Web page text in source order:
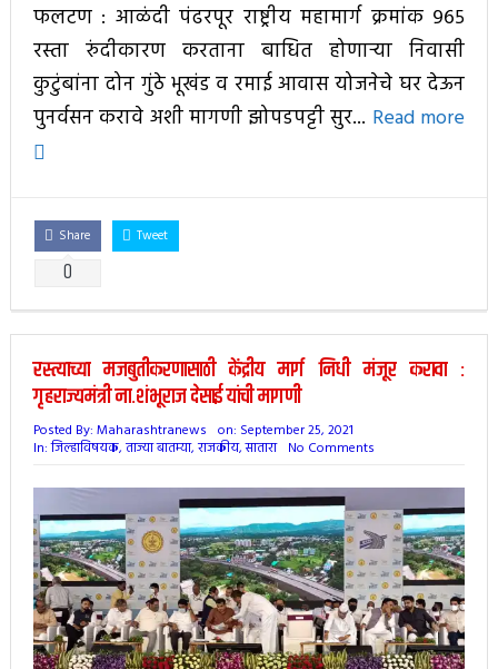
फलटण : आळंदी पंढरपूर राष्ट्रीय महामार्ग क्रमांक ९६५
रस्ता रुंदीकारण करताना बाधित होणाऱ्या निवासी
कुटुंबांना दोन गुंठे भूखंड व रमाई आवास योजनेचे घर देऊन
पुनर्वसन करावे अशी मागणी झोपडपट्टी सुर... Read more
Share
0
Tweet
रस्त्याच्या मजबुतीकरणासाठी केंद्रीय मार्ग निधी मंजूर करावा :
गृहराज्यमंत्री ना.शंभूराज देसाई यांची मागणी
Posted By: Maharashtranews on: September 25, 2021
In:जिल्हाविषयक, ताज्या बातम्या, राजकीय,सातारा No Comments